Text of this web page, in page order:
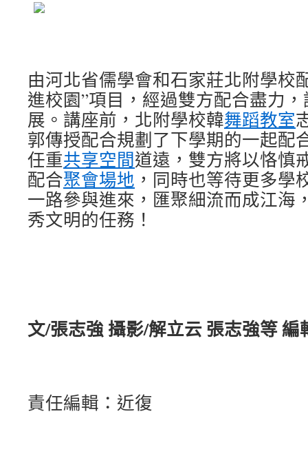
由河北省儒學會和石家莊北附學校
進校園”項目，經過雙方配合盡力
展。講座前，北附學校韓舞蹈教室
郭傳授配合規劃了下學期的一起配
任重共享空間道遠，雙方將以恪慎
配合聚會場地 ，同時也等待更多學
一路參與進來，匯聚細流而成江海
秀文明的任務！
文/張志強 攝影/解立云 張志強等 編
責任編輯：近復